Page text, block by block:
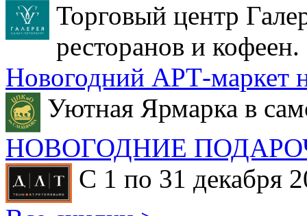
Торговый центр
ресторанов и кофеен.
Новогодний АРТ-маркет
Уютная Ярмарка в
НОВОГОДНИЕ
С 1 по 31 декабря